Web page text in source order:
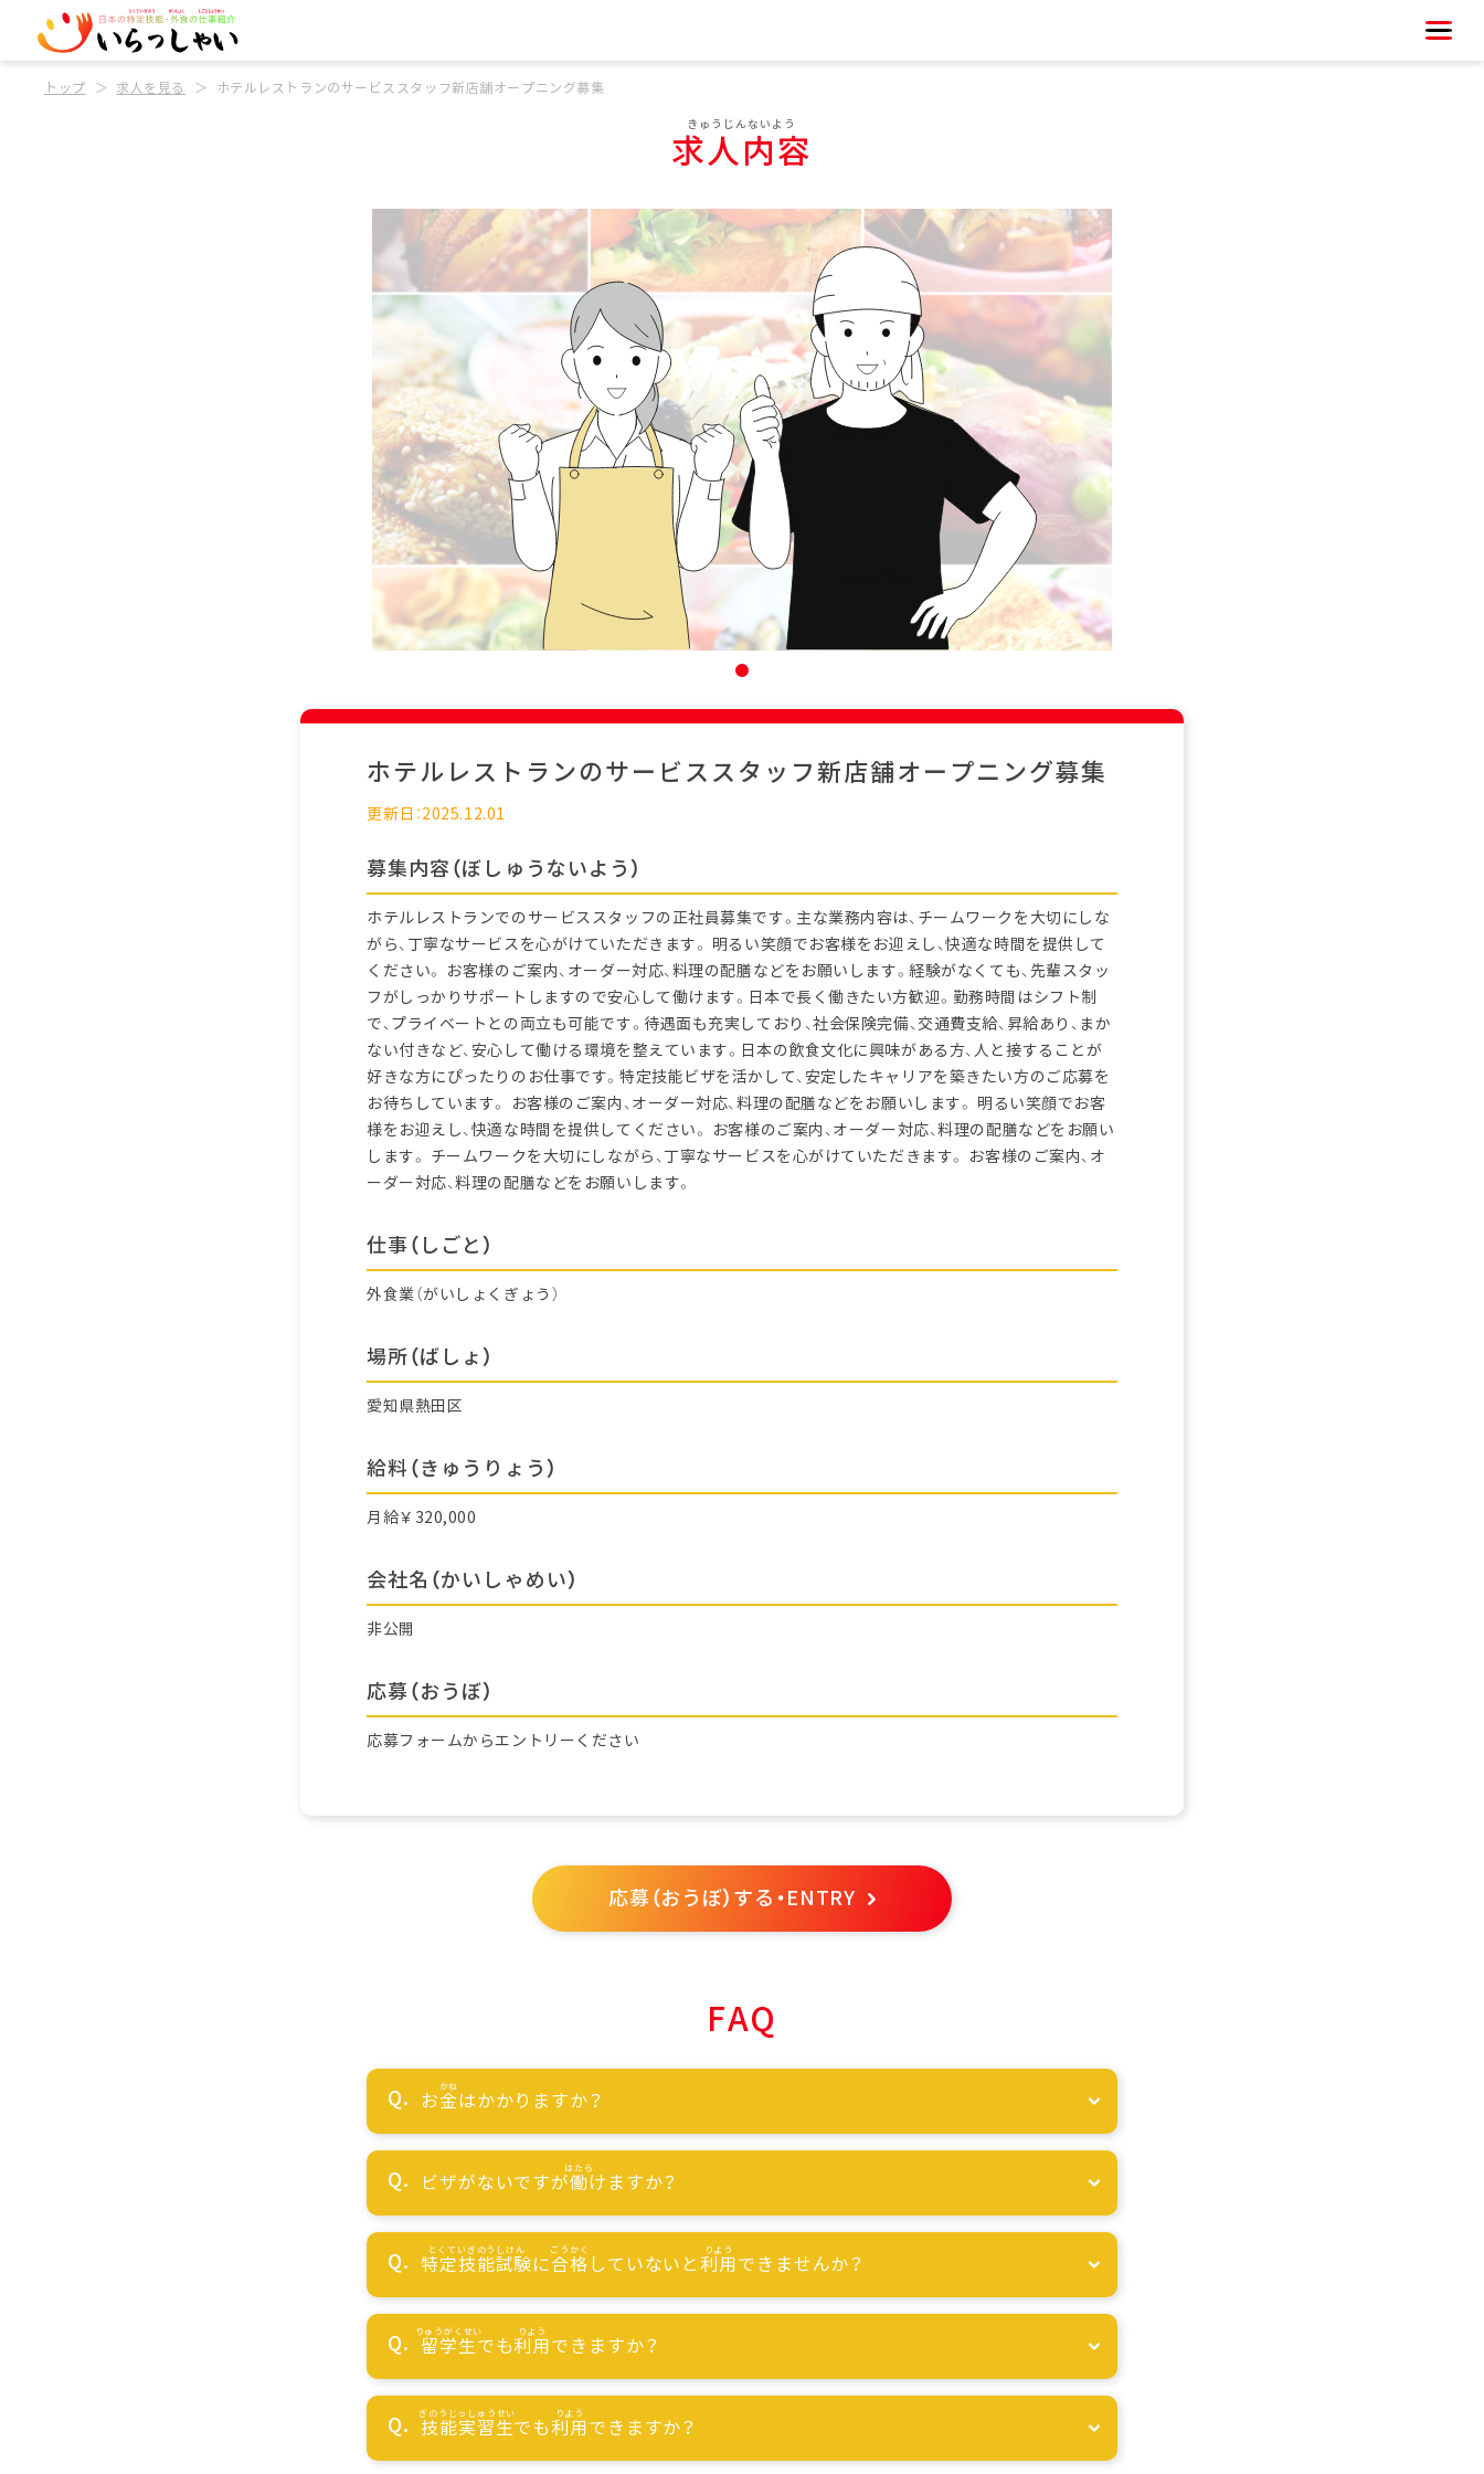
トップ 求人を見る ホテルレストランのサービススタッフ新店舗オープニング募集
求人内容
ホテルレストランのサービススタッフ新店舗オープニング募集
更新日：2025.12.01
募集内容（ぼしゅうないよう）
ホテルレストランでのサービススタッフの正社員募集です。主な業務内容は、チームワークを大切にしな
がら、丁寧なサービスを心がけていただきます。 明るい笑顔でお客様をお迎えし、快適な時間を提供して
ください。 お客様のご案内、オーダー対応、料理の配膳などをお願いします。経験がなくても、先輩スタッ
フがしっかりサポートしますので安心して働けます。日本で長く働きたい方歓迎。勤務時間はシフト制
で、プライベートとの両立も可能です。待遇面も充実しており、社会保険完備、交通費支給、昇給あり、まか
ない付きなど、安心して働ける環境を整えています。日本の飲食文化に興味がある方、人と接することが
好きな方にぴったりのお仕事です。特定技能ビザを活かして、安定したキャリアを築きたい方のご応募を
お待ちしています。 お客様のご案内、オーダー対応、料理の配膳などをお願いします。 明るい笑顔でお客
様をお迎えし、快適な時間を提供してください。 お客様のご案内、オーダー対応、料理の配膳などをお願い
します。 チームワークを大切にしながら、丁寧なサービスを心がけていただきます。 お客様のご案内、オ
ーダー対応、料理の配膳などをお願いします。
仕事（しごと）
外食業（がいしょくぎょう）
場所（ばしょ）
愛知県熱田区
給料（きゅうりょう）
月給￥320,000
会社名（かいしゃめい）
非公開
応募（おうぼ）
応募フォームからエントリーください
応募（おうぼ）する・ENTRY
FAQ
お金はかかりますか？
ビザがないですが働けますか？
特定技能試験に合格 していないと利用できませんか？
留学生でも利用できますか？
技能実習生でも利用できますか？